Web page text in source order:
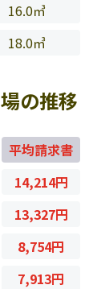
16.0㎥
18.0㎥
の推移
平均請求書
14,214円
13,327円
8,754円
7,913円